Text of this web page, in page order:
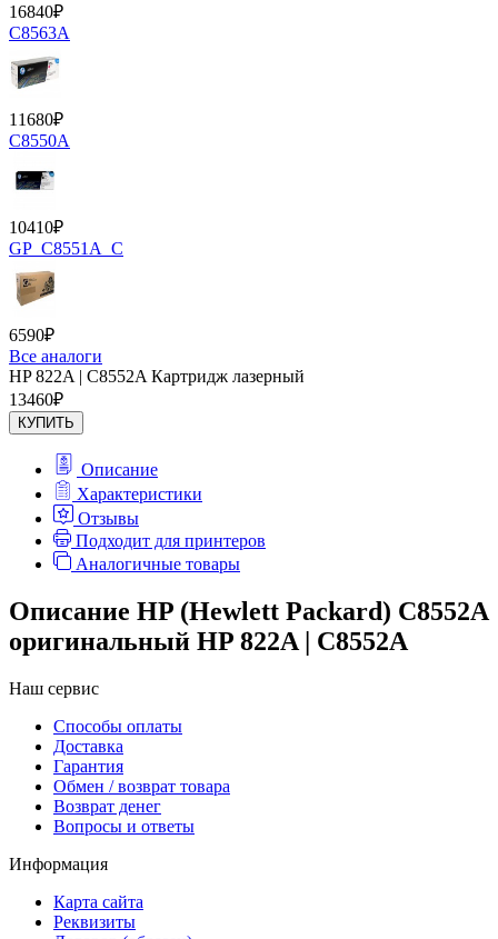
16840₽
C8563A
11680₽
C8550A
10410₽
GP_C8551A_C
6590₽
Все аналоги
HP 822A | C8552A Картридж лазерный
13460₽
КУПИТЬ
Описание
Характеристики
Отзывы
Подходит для принтеров
Аналогичные товары
Описание HP (Hewlett Packard) C8552A
оригинальный HP 822A | C8552A
Наш сервис
Способы оплаты
Доставка
Гарантия
Обмен / возврат товара
Возврат денег
Вопросы и ответы
Информация
Карта сайта
Реквизиты